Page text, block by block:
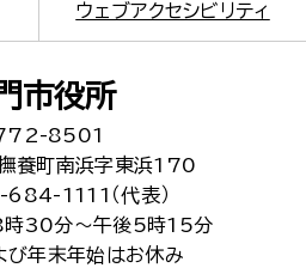
ウェブアクセシビリティ
市役所
8501
養町南浜字東浜170
1111（代表）
時30分～午後5時15分
年末年始はお休み